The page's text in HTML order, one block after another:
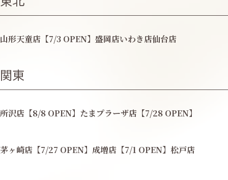
山形天童店【7/3 OPEN】 盛岡店いわき店仙台店
関東
所沢店【8/8 OPEN】 たまプラーザ店【7/28 OPEN】
茅ヶ崎店【7/27 OPEN】 成増店【7/1 OPEN】 松戸店